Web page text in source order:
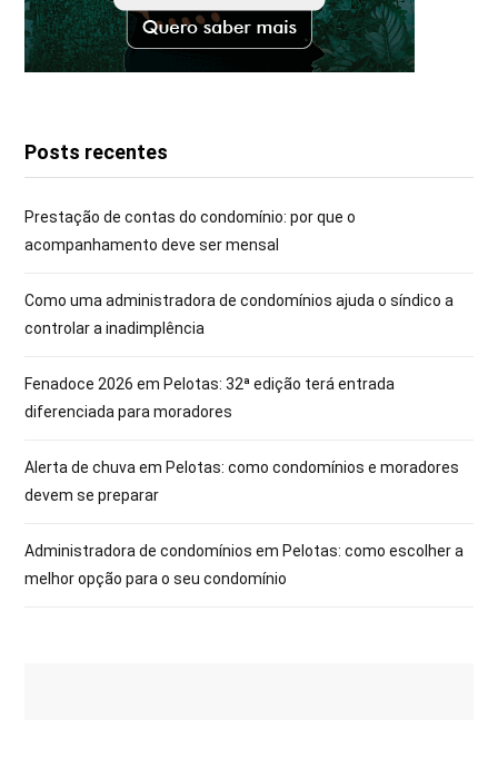
Posts recentes
Prestação de contas do condomínio: por que o
acompanhamento deve ser mensal
Como uma administradora de condomínios ajuda o síndico a
controlar a inadimplência
Fenadoce 2026 em Pelotas: 32ª edição terá entrada
diferenciada para moradores
Alerta de chuva em Pelotas: como condomínios e moradores
devem se preparar
Administradora de condomínios em Pelotas: como escolher a
melhor opção para o seu condomínio